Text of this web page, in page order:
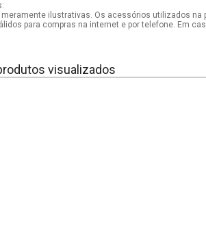
meramente ilustrativas. Os acessórios utilizados na
para compras na internet e por telefone. Em
visualizados